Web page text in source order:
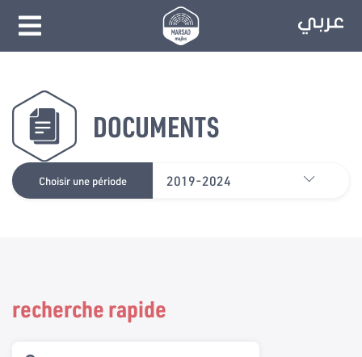
DOCUMENTS
Choisir une période 2019-2024
recherche rapide